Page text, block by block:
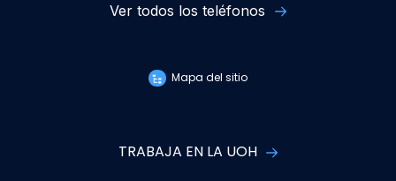
Ver todos los teléfonos
Mapa del sitio
TRABAJA EN LA UOH